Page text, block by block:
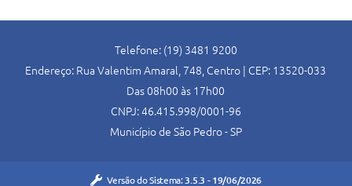
Telefone: (19) 3481 9200
Endereço: Rua Valentim Amaral, 748, Centro | CEP: 13520-033
Das 08h00 às 17h00
CNPJ: 46.415.998/0001-96
Município de São Pedro - SP
Versão do Sistema: 3.5.3 - 19/06/2026